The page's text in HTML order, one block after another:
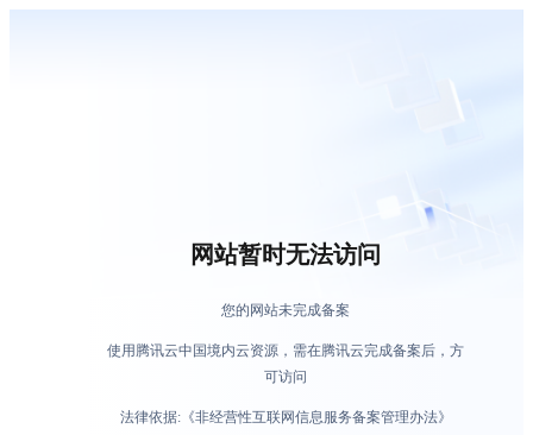
网站暂时无法访问
您的网站未完成备案
使用腾讯云中国境内云资源，需在腾讯云完成备案后，方
可访问
法律依据:《非经营性互联网信息服务备案管理办法》